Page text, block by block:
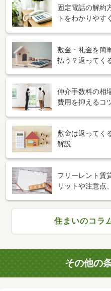
固定電話の解約
トをわかりやす
敷金・礼金を簡
払う？返ってく
仲介手数料の相
費用を抑えるコ
敷金は返ってく
解説
フリーレント賃
リットや注意点
住まいのコラ
その他の